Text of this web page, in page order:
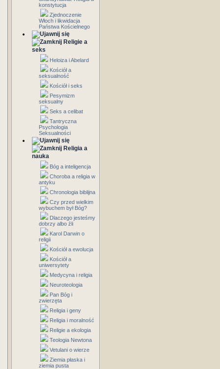
konstytucja
Zjednoczenie
Włoch i likwidacja
Państwa Kościelnego
Religie a
seks
Heloiza i Abelard
Kościół a
seksualność
Kościół i seks
Pesymizm
seksualny
Seks a celibat
Tantryczna
Psychologia
Seksualności
Religia a
nauka
Bóg a inteligencja
Choroba a religia w
antyku
Chronologia biblijna
Czy przed wielkim
wybuchem był Bóg?
Dlaczego jesteśmy
dobrzy albo źli
Karol Darwin o
religii
Kościół a ewolucja
Kościół a
uniwersytety
Medycyna i religia
Neuroteologia
Pan Bóg i
zwierzęta
Religia i geny
Religia i moralność
Religie a ekologia
Teologia Newtona
Vetulani o wierze
Ziemia płaska i
ziemia pusta